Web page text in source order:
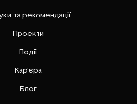
та рекомендації
Проекти
Події
Кар'єра
Блог